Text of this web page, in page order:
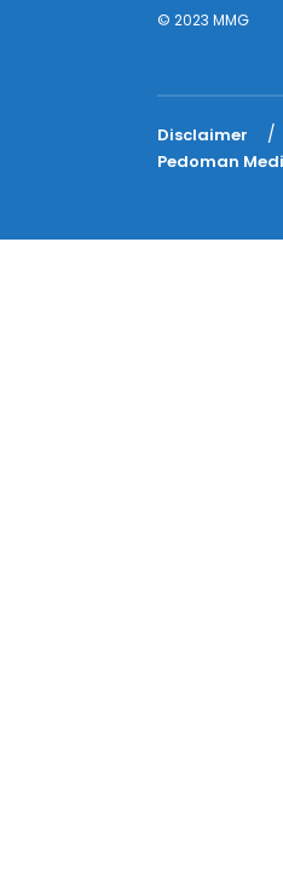
© 2023 MMG
Disclaimer
Pedoman